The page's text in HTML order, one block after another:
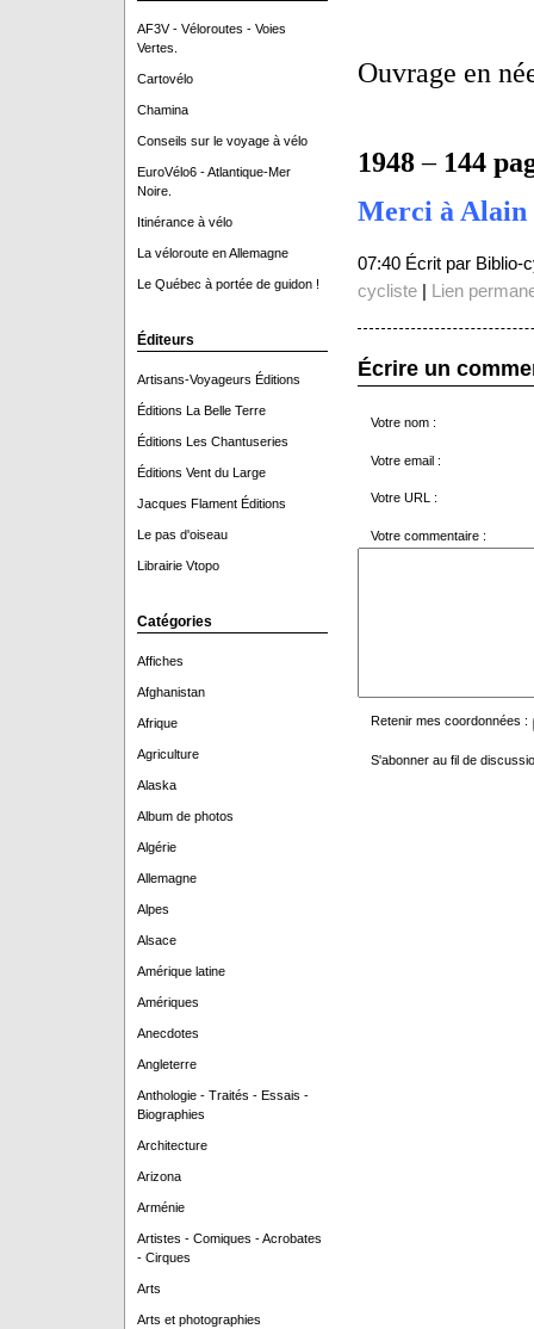
AF3V - Véloroutes - Voies
Vertes.
Cartovélo
Chamina
Conseils sur le voyage à vélo
EuroVélo6 - Atlantique-Mer
Noire.
Itinérance à vélo
La véloroute en Allemagne
Le Québec à portée de guidon !
Éditeurs
Artisans-Voyageurs Éditions
Éditions La Belle Terre
Éditions Les Chantuseries
Éditions Vent du Large
Jacques Flament Éditions
Le pas d'oiseau
Librairie Vtopo
Catégories
Affiches
Afghanistan
Afrique
Agriculture
Alaska
Album de photos
Algérie
Allemagne
Alpes
Alsace
Amérique latine
Amériques
Anecdotes
Angleterre
Anthologie - Traités - Essais -
Biographies
Architecture
Arizona
Arménie
Artistes - Comiques - Acrobates
- Cirques
Arts
Arts et photographies
Ouvrage en
1948– 144
Merci à Alain
07:40 Écrit par Biblio-
cycliste| Lien
Écrire un
Votre nom :
Votre email :
Votre URL :
Votre commentaire :
Retenir mes coordonnées :
S'abonner au fil de